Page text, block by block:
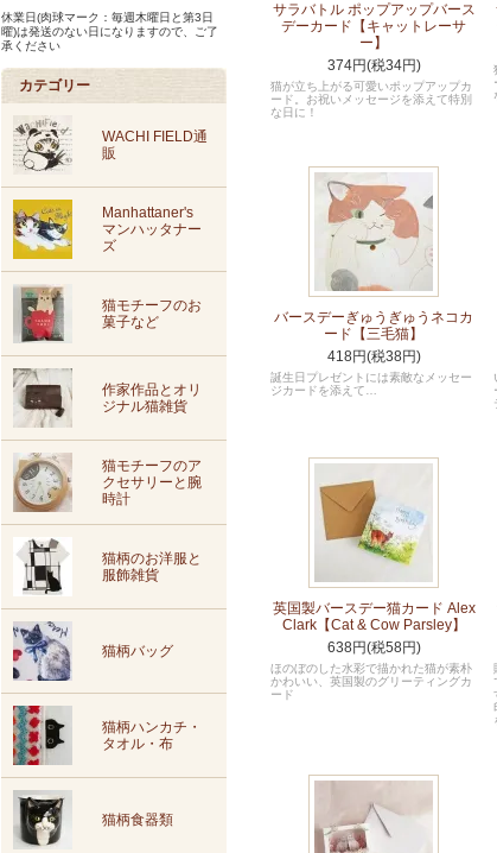
休業日(肉球マーク：毎週木曜日と第3日
曜)は発送のない日になりますので、ご了
承ください
カテゴリー
WACHI FIELD通
販
Manhattaner's
マンハッタナー
ズ
猫モチーフのお
菓子など
作家作品とオリ
ジナル猫雑貨
猫モチーフのア
クセサリーと腕
時計
猫柄のお洋服と
服飾雑貨
猫柄バッグ
猫柄ハンカチ・
タオル・布
猫柄食器類
サラバトル ポップアップバース
デーカード【キャットレーサ
ー】
374円(税34円)
猫が立ち上がる可愛いポップアップカ
ード。お祝いメッセージを添えて特別
な日に！
バースデーぎゅうぎゅうネコカ
ード【三毛猫】
418円(税38円)
誕生日プレゼントには素敵なメッセー
ジカードを添えて…
英国製バースデー猫カード Alex
Clark【Cat & Cow Parsley】
638円(税58円)
ほのぼのした水彩で描かれた猫が素朴
かわいい、英国製のグリーティングカ
ード